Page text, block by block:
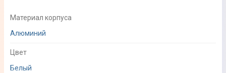
Материал корпуса
Алюминий
Цвет
Белый